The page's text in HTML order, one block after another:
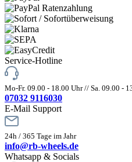
Service-Hotline
Mo-Fr. 09.00 - 18.00 Uhr // Sa. 09.00 -
07032 9116030
E-Mail Support
24h / 365 Tage im Jahr
info@rb-wheels.de
Whatsapp & Socials